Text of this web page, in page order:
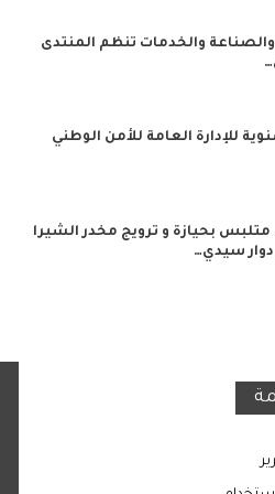
والصناعة والخدمات تنظم المنتدى
للإدارة العامة للأمن الوطني
بحيازة و ترويج مخدر الشيرا
سيدي…